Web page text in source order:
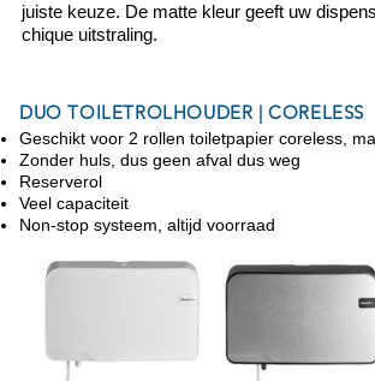
juiste keuze. De matte kleur geeft uw
chique uitstraling.
DUO TOILETROLHOUDER | CORELESS
Geschikt voor 2 rollen toiletpapier coreless,
Zonder huls, dus geen afval dus weg
Reserverol
Veel capaciteit
Non-stop systeem, altijd voorraad